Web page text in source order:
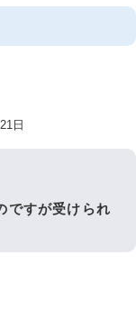
日
ですが受けられ